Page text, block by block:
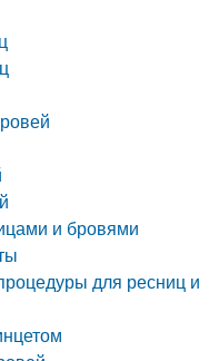
и бровями
для ресниц и